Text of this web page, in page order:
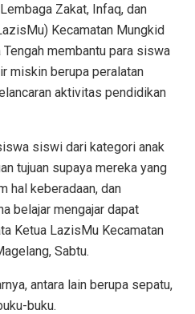
Zakat, Infaq, dan
Kecamatan Mungkid
membantu para siswa
miskin berupa peralatan
aktivitas pendidikan
siswi dari kategori anak
tujuan supaya mereka yang
hal keberadaan, dan
belajar mengajar dapat
Ketua LazisMu Kecamatan
Sabtu.
antara lain berupa sepatu,
buku.